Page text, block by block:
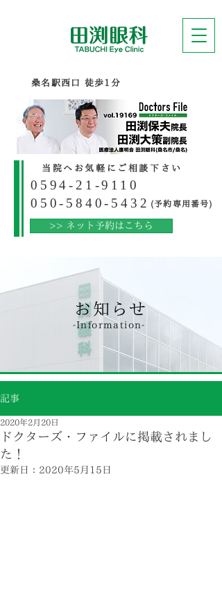
​桑名駅西口 徒歩1分
当院へお気軽にご相談下さい
0594-21-9110
050-5840-5432 (予約専用番号)
>> ネット予約はこちら
お知らせ
-Information-
記事
ドクターズ・ファイルに掲載されまし
た！
2020年2月20日
更新日： 2020年5月15日